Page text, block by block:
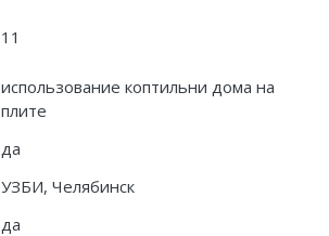
11
использование коптильни дома на
плите
да
УЗБИ, Челябинск
да